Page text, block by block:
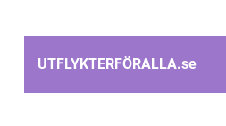
UTFLYKTERFÖRALLA.se